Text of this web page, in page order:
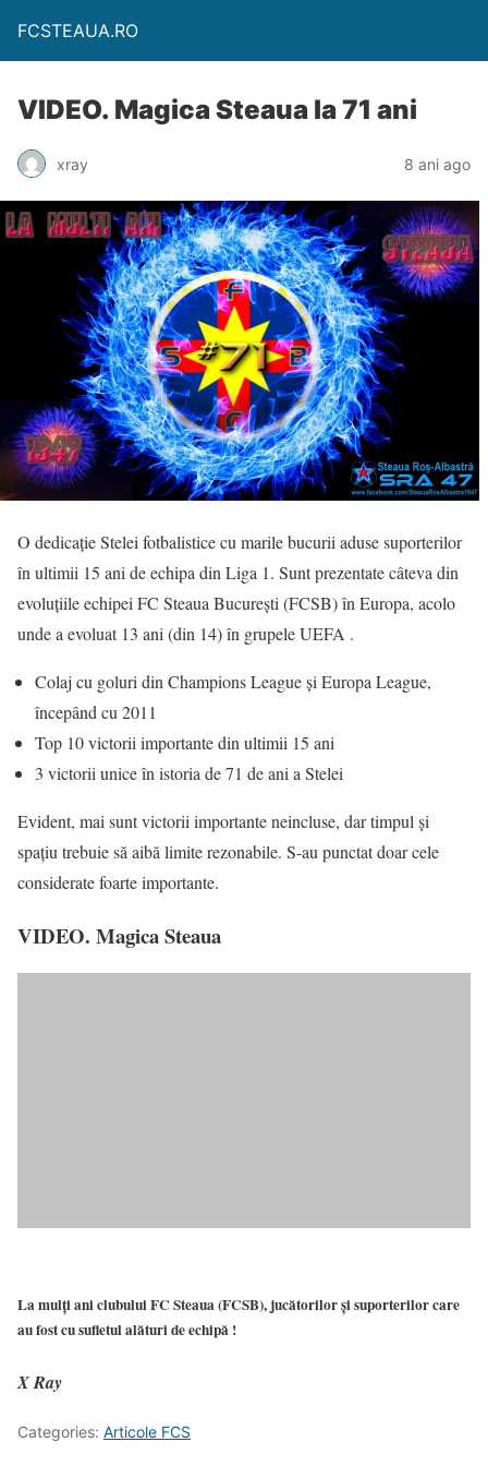
FCSTEAUA.RO
VIDEO. Magica Steaua la 71 ani
xray 8 ani ago
O dedicație Stelei fotbalistice cu marile bucurii aduse suporterilor
în ultimii 15 ani de echipa din Liga 1. Sunt prezentate câteva din
evoluțiile echipei FC Steaua București (FCSB) în Europa, acolo
unde a evoluat 13 ani (din 14) în grupele UEFA .
Colaj cu goluri din Champions League și Europa League,
începând cu 2011
Top 10 victorii importante din ultimii 15 ani
3 victorii unice în istoria de 71 de ani a Stelei
Evident, mai sunt victorii importante neincluse, dar timpul și
spațiu trebuie să aibă limite rezonabile. S-au punctat doar cele
considerate foarte importante.
VIDEO. Magica Steaua
La mulți ani clubului FC Steaua (FCSB), jucătorilor și suporterilor care
au fost cu sufletul alături de echipă !
X Ray
Categories: Articole FCS